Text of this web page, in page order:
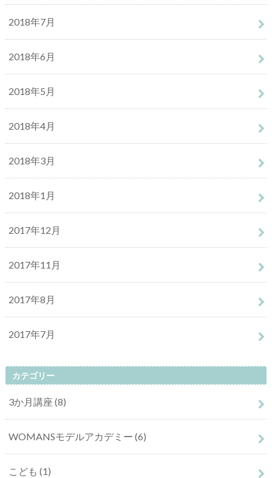
2018年7月
2018年6月
2018年5月
2018年4月
2018年3月
2018年1月
2017年12月
2017年11月
2017年8月
2017年7月
カテゴリー
3か月講座 (8)
WOMANSモデルアカデミー (6)
こども (1)